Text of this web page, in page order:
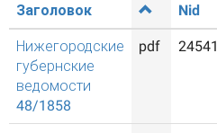
Заголовок
Nid
Нижегородские
губернские
ведомости
48/1858
pdf 24541